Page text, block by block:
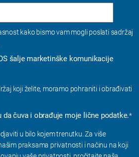
kako bismo vam mogli poslati sadržaj
šalje marketinške komunikacije
koji želite, moramo pohraniti i obrađivati
da čuva i obrađuje moje lične podatke.*
u bilo kojem trenutku. Za više
praksama privatnosti i načinu na koji